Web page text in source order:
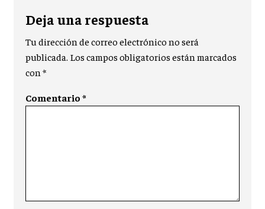
Deja una respuesta
Tu dirección de correo electrónico no será
publicada. Los campos obligatorios están marcados
con*
Comentario*